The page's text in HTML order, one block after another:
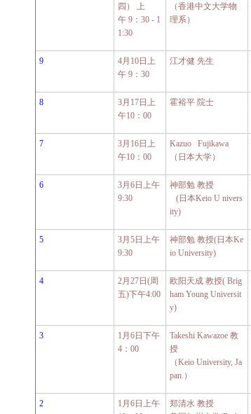
四） 上
午 9 ： 30 - 1
1:30
（香港中文大学物
理系）
9 4月 10日上
午 9 ： 30
江才健 先生
8 3月 17日上
午10 ： 00
霍裕平 院士
7 3月 16日上
午10 ： 00
Kazuo Fujikawa
（日本大学）
6 3月 6日上午
9:30
神部勉 教授
(日本Keio U nivers
ity)
5 3月 5日上午
9:30
神部勉 教授(日本Ke
io University)
4 2月 27日 (周
五)下午4:00
欧阳天成 教授( Brig
ham Young Universit
y)
3 1 月 6日下午
4 ： 00
Takeshi Kawazoe 教
授
（Keio University, Ja
pan. ）
2 1 月 6日上午
郑清水 教授